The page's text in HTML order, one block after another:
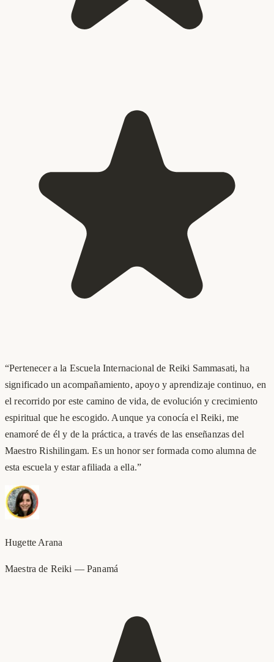
“Pertenecer a la Escuela Internacional de Reiki Sammasati, ha
significado un acompañamiento, apoyo y aprendizaje continuo, en
el recorrido por este camino de vida, de evolución y crecimiento
espiritual que he escogido. Aunque ya conocía el Reiki, me
enamoré de él y de la práctica, a través de las enseñanzas del
Maestro Rishilingam. Es un honor ser formada como alumna de
esta escuela y estar afiliada a ella.”
Hugette Arana
Maestra de Reiki —Panamá